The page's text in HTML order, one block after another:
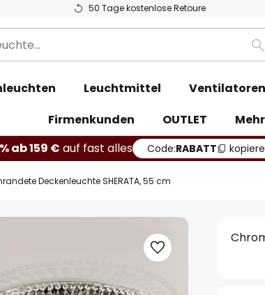
50 Tage kostenlose Retoure
Leuchtmittel Ventilatoren
Firmenkunden
OUTLET
Mehr
ab 159 € auf fast alles Code:RABATT
Deckenleuchte SHERATA, 55 cm